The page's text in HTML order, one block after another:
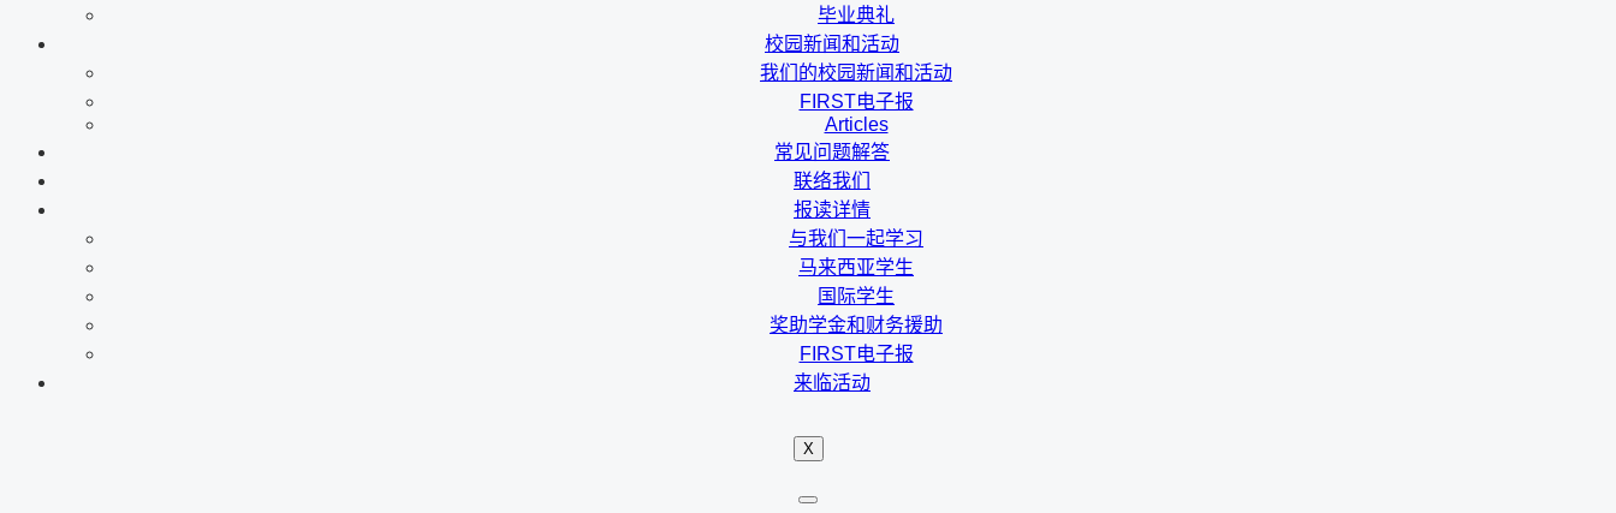
毕业典礼
校园新闻和活动
我们的校园新闻和活动
FIRST电子报
Articles
常见问题解答
联络我们
报读详情
与我们一起学习
马来西亚学生
国际学生
奖助学金和财务援助
FIRST电子报
来临活动
X